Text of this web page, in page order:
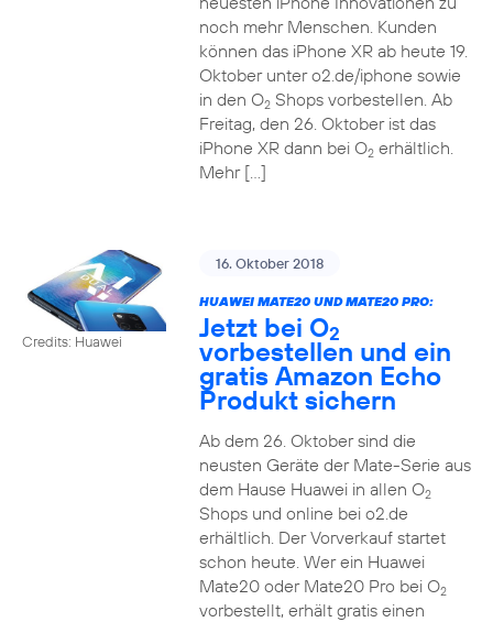
noch mehr Menschen. Kunden
können das iPhone XR ab heute 19.
Oktober unter o2.de/iphone sowie
in den O2Shops vorbestellen. Ab
Freitag, den 26. Oktober ist das
iPhone XR dann bei O2erhältlich.
Mehr […]
Credits: Huawei
16. Oktober 2018
HUAWEI MATE20 UND MATE20 PRO:
Jetzt bei O2
vorbestellen und ein
gratis Amazon Echo
Produkt sichern
Ab dem 26. Oktober sind die
neusten Geräte der Mate-Serie aus
dem Hause Huawei in allen O2
Shops und online bei o2.de
erhältlich. Der Vorverkauf startet
schon heute. Wer ein Huawei
Mate20 oder Mate20 Pro bei O2
vorbestellt, erhält gratis einen